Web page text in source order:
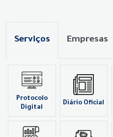
Serviços Empresas
Protocolo
Digital
Diário Oficial